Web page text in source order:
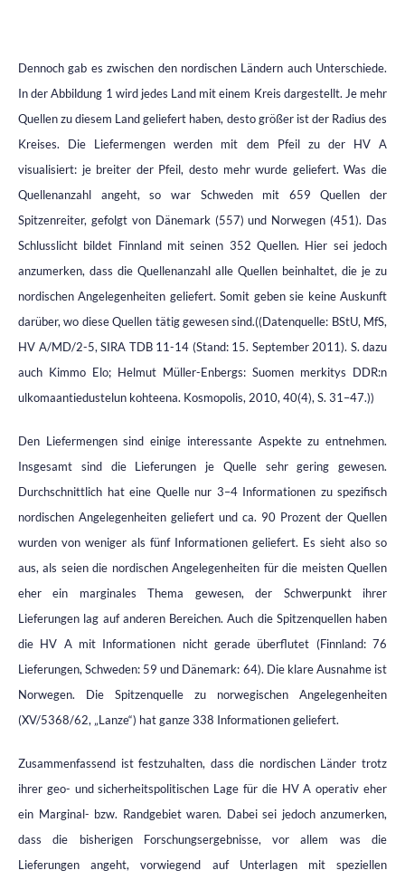
Dennoch gab es zwischen den nordischen Ländern auch Unterschiede.
In der Abbildung 1 wird jedes Land mit einem Kreis dargestellt. Je mehr
Quellen zu diesem Land geliefert haben, desto größer ist der Radius des
Kreises. Die Liefermengen werden mit dem Pfeil zu der HV A
visualisiert: je breiter der Pfeil, desto mehr wurde geliefert. Was die
Quellenanzahl angeht, so war Schweden mit 659 Quellen der
Spitzenreiter, gefolgt von Dänemark (557) und Norwegen (451). Das
Schlusslicht bildet Finnland mit seinen 352 Quellen. Hier sei jedoch
anzumerken, dass die Quellenanzahl alle Quellen beinhaltet, die je zu
nordischen Angelegenheiten geliefert. Somit geben sie keine Auskunft
darüber, wo diese Quellen tätig gewesen sind.((Datenquelle: BStU, MfS,
HV A/MD/2-5, SIRA TDB 11-14 (Stand: 15. September 2011). S. dazu
auch Kimmo Elo; Helmut Müller-Enbergs: Suomen merkitys DDR:n
ulkomaantiedustelun kohteena. Kosmopolis, 2010, 40(4), S. 31–47.))
Den Liefermengen sind einige interessante Aspekte zu entnehmen.
Insgesamt sind die Lieferungen je Quelle sehr gering gewesen.
Durchschnittlich hat eine Quelle nur 3–4 Informationen zu spezifisch
nordischen Angelegenheiten geliefert und ca. 90 Prozent der Quellen
wurden von weniger als fünf Informationen geliefert. Es sieht also so
aus, als seien die nordischen Angelegenheiten für die meisten Quellen
eher ein marginales Thema gewesen, der Schwerpunkt ihrer
Lieferungen lag auf anderen Bereichen. Auch die Spitzenquellen haben
die HV A mit Informationen nicht gerade überflutet (Finnland: 76
Lieferungen, Schweden: 59 und Dänemark: 64). Die klare Ausnahme ist
Norwegen. Die Spitzenquelle zu norwegischen Angelegenheiten
(XV/5368/62, „Lanze“) hat ganze 338 Informationen geliefert.
Zusammenfassend ist festzuhalten, dass die nordischen Länder trotz
ihrer geo- und sicherheitspolitischen Lage für die HV A operativ eher
ein Marginal- bzw. Randgebiet waren. Dabei sei jedoch anzumerken,
dass die bisherigen Forschungsergebnisse, vor allem was die
Lieferungen angeht, vorwiegend auf Unterlagen mit speziellen